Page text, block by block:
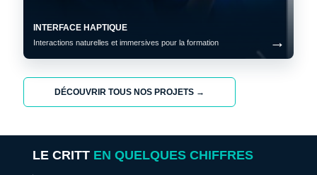
INTERFACE HAPTIQUE
Interactions naturelles et immersives pour la formation
DÉCOUVRIR TOUS NOS PROJETS →
LE CRITT EN QUELQUES CHIFFRES